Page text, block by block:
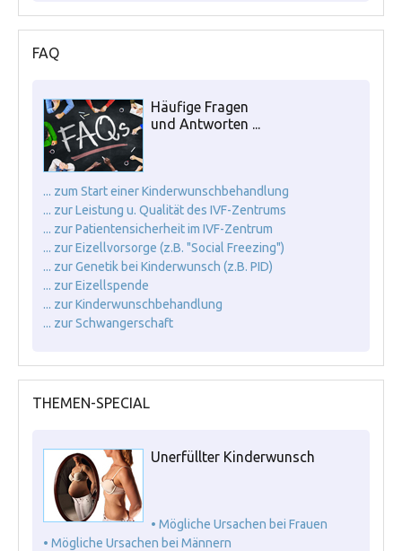
FAQ
Häufige Fragen
und Antworten ...
... zum Start einer Kinderwunschbehandlung
... zur Leistung u. Qualität des IVF-Zentrums
... zur Patientensicherheit im IVF-Zentrum
... zur Eizellvorsorge (z.B. "Social Freezing")
... zur Genetik bei Kinderwunsch (z.B. PID)
... zur Eizellspende
... zur Kinderwunschbehandlung
... zur Schwangerschaft
THEMEN-SPECIAL
Unerfüllter Kinderwunsch
• Mögliche Ursachen bei Frauen
• Mögliche Ursachen bei Männern